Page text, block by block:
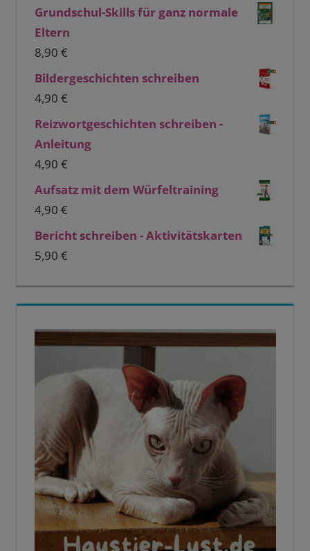
Grundschul-Skills für ganz normale
Eltern
8,90 €
Bildergeschichten schreiben
4,90 €
Reizwortgeschichten schreiben -
Anleitung
4,90 €
Aufsatz mit dem Würfeltraining
4,90 €
Bericht schreiben - Aktivitätskarten
5,90 €